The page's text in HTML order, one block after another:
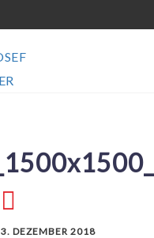
DEZEMBER 2018